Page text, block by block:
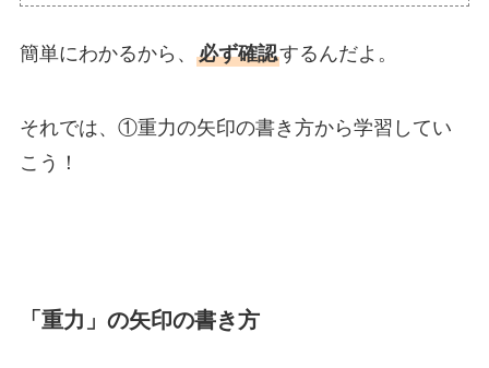
簡単にわかるから、 必ず確認するんだよ。
それでは、①重力の矢印の書き方から学習してい
こう！
「重力」の矢印の書き方